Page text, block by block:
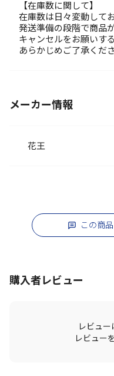
【在庫数に関して】
在庫数は日々変動してお
発送準備の段階で商品
キャンセルをお願いす
あらかじめご了承くださ
メーカー情報
花王
この商
購入者レビュー
レビュー
レビュー